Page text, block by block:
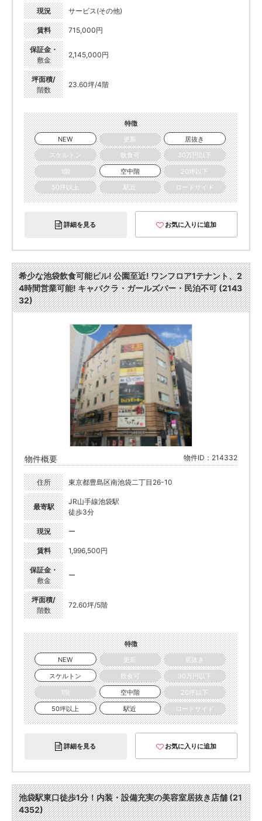
現況 サービス(その他)
賃料 715,000円
保証金・
敷金
2,145,000円
坪面積/
階数
23.60坪/4階
特徴
NEW
更新
居抜き
スケルトン
飲食可
30万円以下
1階
空中階
20坪以下
50坪以上
駅近 ロードサイド
詳細を見る お気に入りに追加
希少な池袋飲食可能ビル! 公園至近! ワンフロア1テナント、2
4時間営業可能! キャバクラ・ガールズバー・民泊不可 (2143
32)
物件概要 物件ID：214332
住所 東京都豊島区南池袋二丁目26-10
最寄駅
JR山手線池袋駅
徒歩3分
現況 ー
賃料 1,996,500円
保証金・
敷金
ー
坪面積/
階数
72.60坪/5階
特徴
NEW
更新
居抜き
スケルトン
飲食可
30万円以下
1階
空中階
20坪以下
50坪以上
駅近 ロードサイド
詳細を見る お気に入りに追加
池袋駅東口徒歩1分！内装・設備充実の美容室居抜き店舗 (21
4352)